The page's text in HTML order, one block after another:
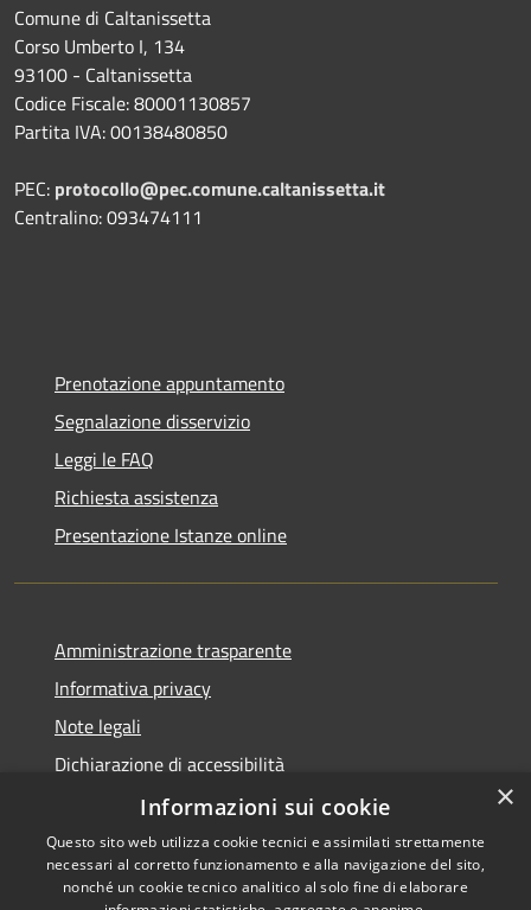
Comune di Caltanissetta
Corso Umberto I, 134
93100 - Caltanissetta
Codice Fiscale: 80001130857
Partita IVA: 00138480850
PEC: protocollo@pec.comune.caltanissetta.it
Centralino: 093474111
Prenotazione appuntamento
Segnalazione disservizio
Leggi le FAQ
Richiesta assistenza
Presentazione Istanze online
Amministrazione trasparente
Informativa privacy
Note legali
Dichiarazione di accessibilità
Copyright © 2026 • Comune di
×
Informazioni sui cookie
Questo sito web utilizza cookie tecnici e assimilati strettamente
necessari al corretto funzionamento e alla navigazione del sito,
nonché un cookie tecnico analitico al solo fine di elaborare